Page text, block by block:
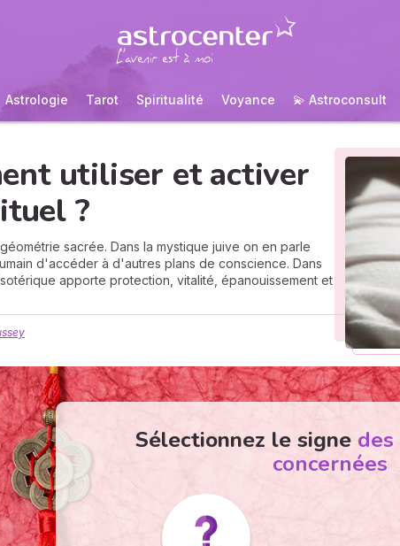
Astrologie Tarot Spiritualité Voyance 💫 Astroconsult
utiliser et activer
?
sacrée. Dans la mystique juive on en parle
d'accéder à d'autres plans de conscience. Dans
apporte protection, vitalité, épanouissement et
Sélectionnez le signe
concernées